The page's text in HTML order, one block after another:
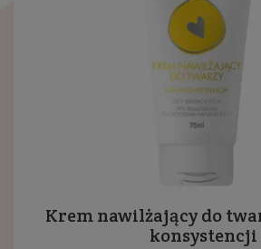
Krem nawilżający do
konsystencji